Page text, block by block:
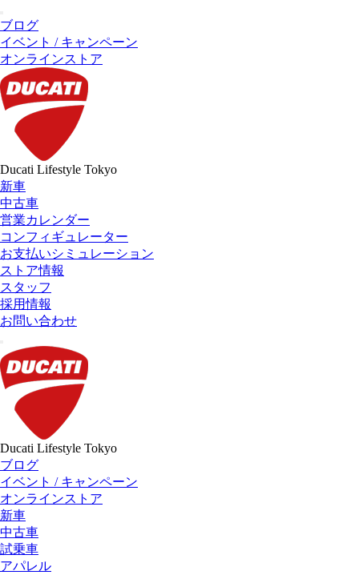
ブログ
イベント / キャンペーン
オンラインストア
Ducati Lifestyle Tokyo
新車
中古車
営業カレンダー
コンフィギュレーター
お支払いシミュレーション
ストア情報
スタッフ
採用情報
お問い合わせ
Ducati Lifestyle Tokyo
ブログ
イベント / キャンペーン
オンラインストア
新車
中古車
試乗車
アパレル